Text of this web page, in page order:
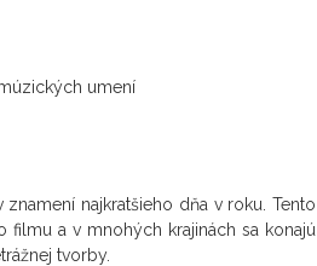
umení
najkratšieho dňa v roku. Tento
a v mnohých krajinách sa konajú
tvorby.